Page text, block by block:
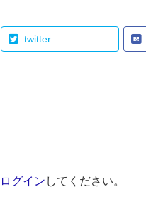
twitter
ログイン してください。